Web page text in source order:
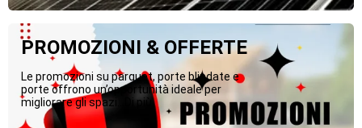
PROMOZIONI & OFFERTE
Le promozioni su parquet, porte blindate e
porte offrono un’opportunità ideale per
migliorare gli spazi...Di più